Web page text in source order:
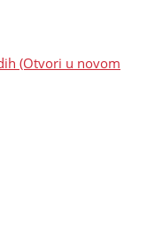
(Otvori u novom